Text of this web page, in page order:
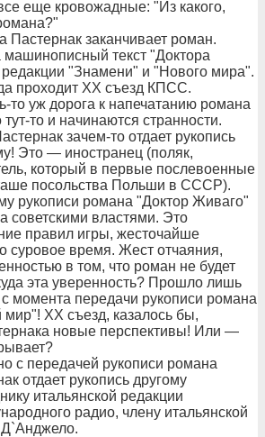
еще кровожадные: "Из какого,
Пастернак заканчивает роман.
машинописный текст "Доктора
"Знамени" и "Нового мира".
проходит ХХ съезд КПСС.
то уж дорога к напечатанию романа
то и начинаются странности.
зачем-то отдает рукопись
Это — иностранец (поляк,
который в первые послевоенные
посольства Польши в СССР).
рукописи романа "Доктор Живаго"
советскими властями. Это
правил игры, жесточайше
суровое время. Жест отчаяния,
в том, что роман не будет
эта уверенность? Прошло лишь
момента передачи рукописи романа
ХХ съезд, казалось бы,
новые перспективы! Или —
с передачей рукописи романа
отдает рукопись другому
итальянской редакции
радио, члену итальянской